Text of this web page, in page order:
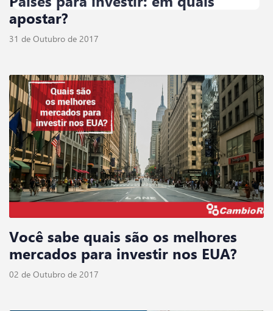
apostar?
31 de Outubro de 2017
Você sabe quais são os melhores
mercados para investir nos EUA?
02 de Outubro de 2017